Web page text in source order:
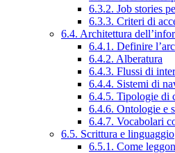
6.3.2. Job stories
6.3.3. Criteri di
6.4. Architettura
6.4.1. Definire
6.4.2. Alberatura
6.4.3. Flussi di
6.4.4. Sistemi di
6.4.5. Tipologie di
6.4.6. Ontologie e
6.4.7. Vocabolari
6.5. Scrittura e linguaggio
6.5.1. Come